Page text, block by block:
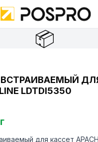
📦
LDTDI5350
для кассет APACH